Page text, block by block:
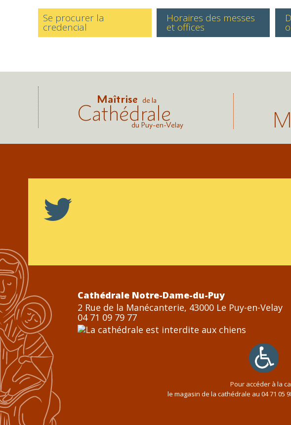
Se procurer la
credencial
Horaires des messes
et offices
Maîtrise de la
Cathédrale
du Puy-en-Velay
Cathédrale Notre-Dame-du-Puy
2 Rue de la Manécanterie, 43000 Le Puy-en-Velay
04 71 09 79 77
Pour accéder à la
le magasin de la cathédrale au 04 71 05